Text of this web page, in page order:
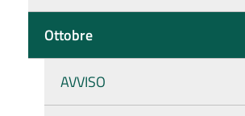
Ottobre
AVVISO